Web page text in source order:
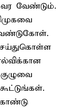
வர வேண்டும்.